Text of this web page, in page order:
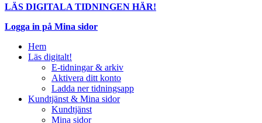
LÄS DIGITALA TIDNINGEN HÄR!
Logga in på Mina sidor
Hem
Läs digitalt!
E-tidningar & arkiv
Aktivera ditt konto
Ladda ner tidningsapp
Kundtjänst & Mina sidor
Kundtjänst
Mina sidor